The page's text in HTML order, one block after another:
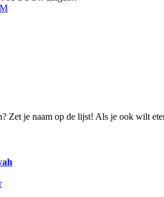
Zet je naam op de lijst! Als je ook wilt